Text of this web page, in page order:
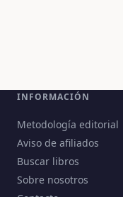
INFORMACIÓN
Metodología editorial
Aviso de afiliados
Buscar libros
Sobre nosotros